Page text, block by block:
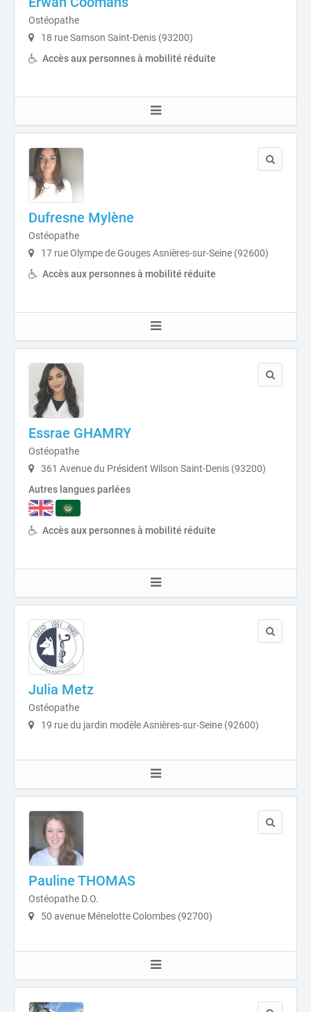
Ostéopathe
18 rue Samson Saint-Denis (93200)
Accès aux personnes à mobilité réduite
Dufresne Mylène
Ostéopathe
17 rue Olympe de Gouges Asnières-sur-Seine (92600)
Accès aux personnes à mobilité réduite
Essrae GHAMRY
Ostéopathe
361 Avenue du Président Wilson Saint-Denis (93200)
Autres langues parlées
Accès aux personnes à mobilité réduite
Julia Metz
Ostéopathe
19 rue du jardin modèle Asnières-sur-Seine (92600)
Pauline THOMAS
Ostéopathe D.O.
50 avenue Ménelotte Colombes (92700)